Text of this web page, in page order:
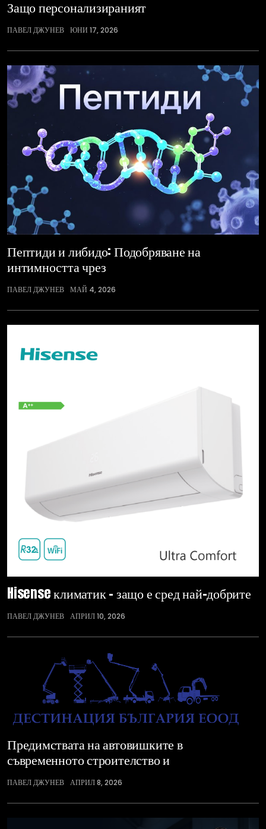
Защо персонализираният
ПАВЕЛ ДЖУНЕВ ЮНИ 17, 2026
Пептиди и либидо: Подобряване на
интимността чрез
ПАВЕЛ ДЖУНЕВ МАЙ 4, 2026
Hisense климатик – защо е сред най-добрите
ПАВЕЛ ДЖУНЕВ АПРИЛ 10, 2026
Предимствата на автовишките в
съвременното строителство и
ПАВЕЛ ДЖУНЕВ АПРИЛ 8, 2026